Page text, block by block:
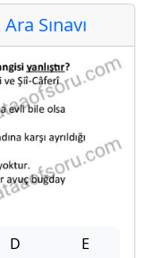
Sınavı
D E